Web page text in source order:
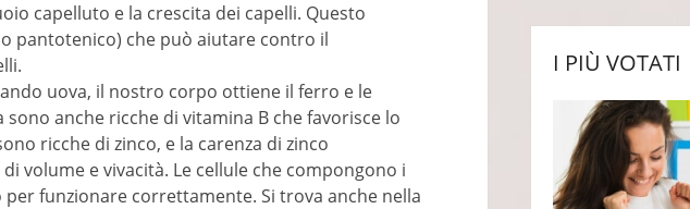
capelluto e la crescita dei capelli. Questo
pantotenico) che può aiutare contro il
uova, il nostro corpo ottiene il ferro e le
anche ricche di vitamina B che favorisce lo
ricche di zinco, e la carenza di zinco
volume e vivacità. Le cellule che compongono i
funzionare correttamente. Si trova anche nella
I PIÙ VOTATI